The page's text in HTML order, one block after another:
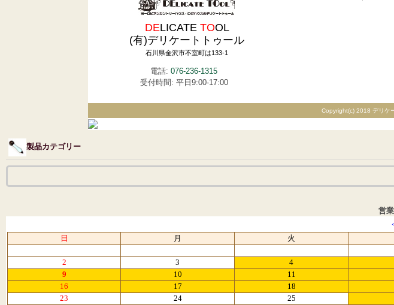
DELICATE TOOL
(有)デリケートトゥール
石川県金沢市不室町は133-1
電話: 076-236-1315
受付時間: 平日9:00-17:00
Copyright(c) 2018 デリケ
製品カテゴリー
営